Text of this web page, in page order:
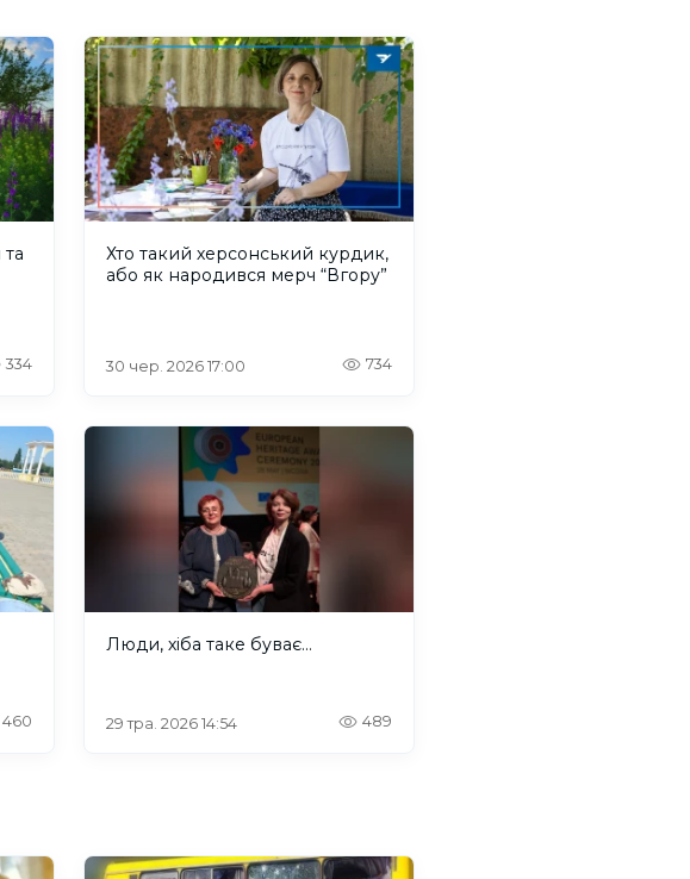
334
Хто такий херсонський курдик,
або як народився мерч “Вгору”
30 чер. 2026 17:00 734
460
Люди, хіба таке буває...
29 тра. 2026 14:54 489